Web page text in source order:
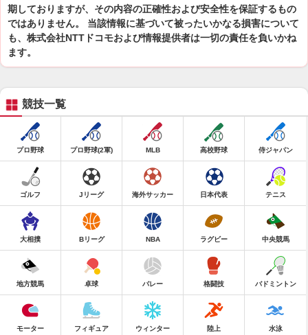
期しておりますが、その内容の正確性および安全性を保証するもの
ではありません。 当該情報に基づいて被ったいかなる損害について
も、株式会社NTTドコモおよび情報提供者は一切の責任を負いかね
ます。
競技一覧
プロ野球 プロ野球(2軍) MLB 高校野球 侍ジャパン
ゴルフ Jリーグ 海外サッカー 日本代表 テニス
大相撲 Bリーグ NBA ラグビー 中央競馬
地方競馬 卓球 バレー 格闘技 バドミントン
モーター フィギュア ウィンター 陸上 水泳